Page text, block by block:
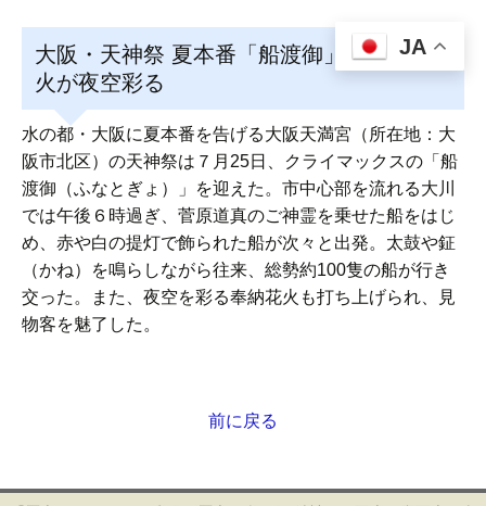
大阪・天神祭 夏本番「船渡御」と奉納花
火が夜空彩る
水の都・大阪に夏本番を告げる大阪天満宮（所在地：大
阪市北区）の天神祭は７月25日、クライマックスの「船
渡御（ふなとぎょ）」を迎えた。市中心部を流れる大川
では午後６時過ぎ、菅原道真のご神霊を乗せた船をはじ
め、赤や白の提灯で飾られた船が次々と出発。太鼓や鉦
（かね）を鳴らしながら往来、総勢約100隻の船が行き
交った。また、夜空を彩る奉納花火も打ち上げられ、見
物客を魅了した。
ナ
前に戻る
JA